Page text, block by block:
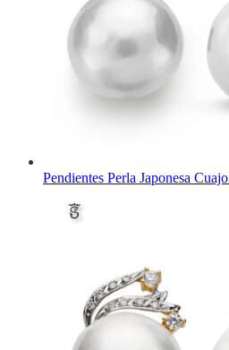
Pendientes Perla Japonesa Cuajo